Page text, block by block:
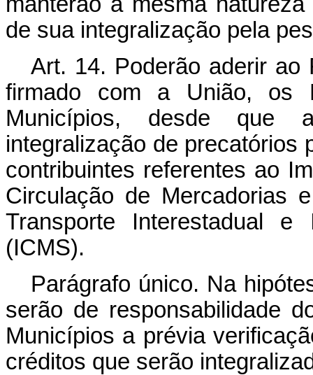
de sua integralização pela
Art. 14. Poderão aderir ao
firmado com a União, os
Municípios, desde que
integralização de precatórios
contribuintes referentes ao
Circulação de Mercadorias
Transporte Interestadual e
(ICMS).
Parágrafo único. Na
serão de responsabilidade
Municípios a prévia
créditos que serão